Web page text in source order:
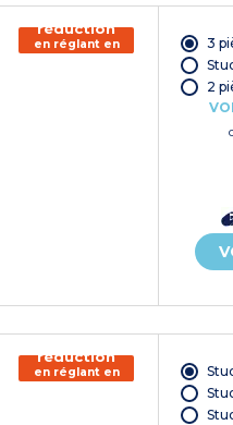
150€ de
réduction
en réglant en
chèque
3
2
150€ de
réduction
en réglant en
chèque